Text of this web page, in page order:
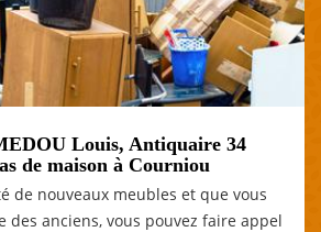
Louis, Antiquaire 34
de maison à Courniou
de nouveaux meubles et que vous
des anciens, vous pouvez faire appel